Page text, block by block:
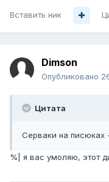
Вставить ник
Dimson
Опубликовано
Цитата
Серваки на писюках
%| я вас умоляю, этот